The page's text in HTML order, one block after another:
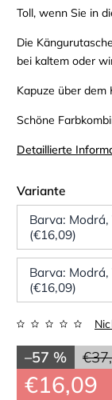
Toll, wenn Sie in
Die
bei kaltem oder
Kapuze über dem
Schöne
Detaillierte
Variante
Barva:
(€16,09)
Barva:
(€16,09)
–57 %
€16,09